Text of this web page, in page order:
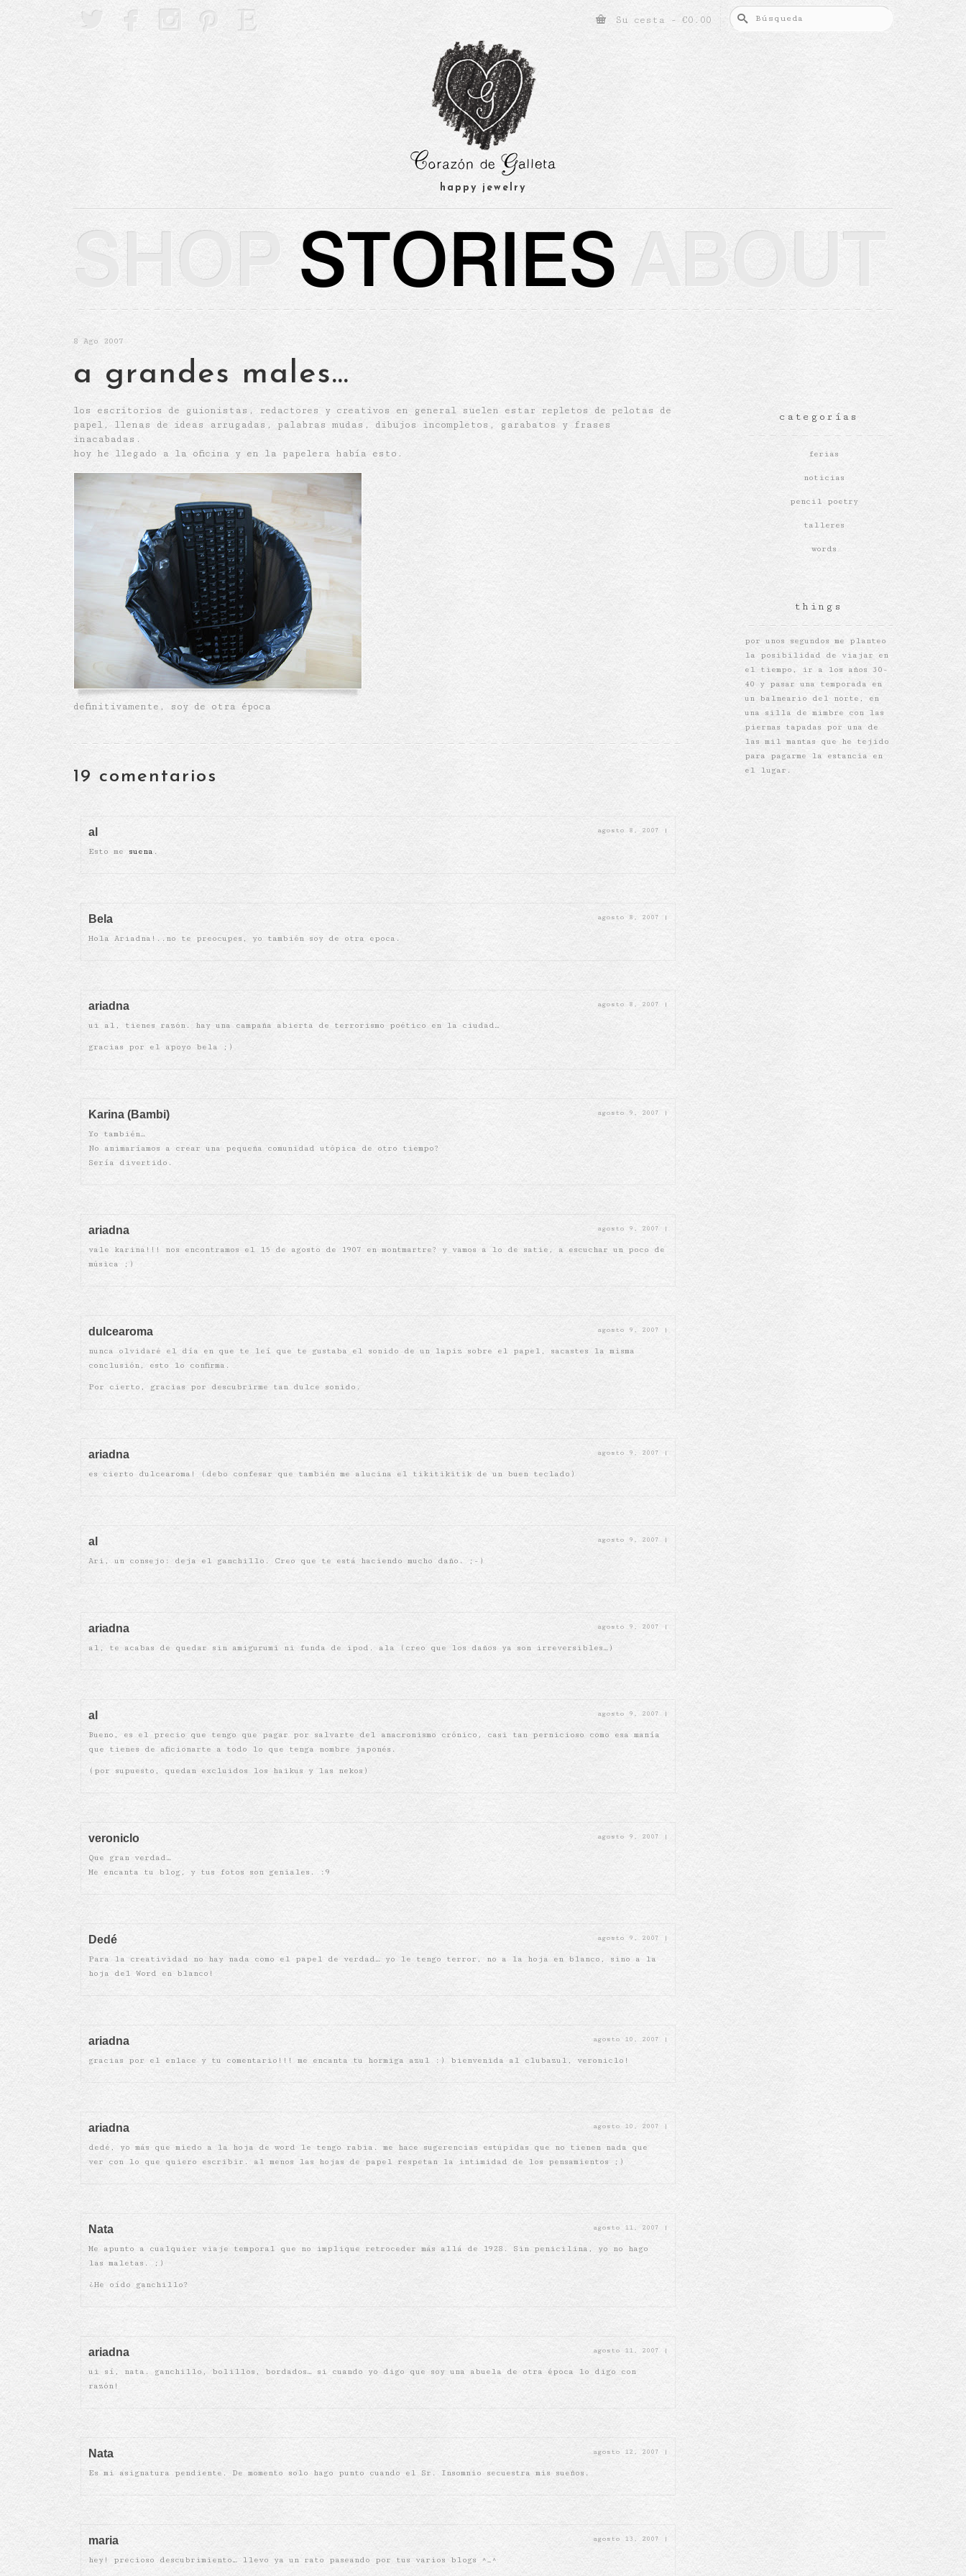
Buscar
por:
Su cesta - €0.00
    
happy jewelry
SHOP STORIESABOUT
8 Ago 2007
a grandes males…
los escritorios de guionistas, redactores y creativos en general suelen estar repletos de pelotas de
papel, llenas de ideas arrugadas, palabras mudas, dibujos incompletos, garabatos y frases
inacabadas.
hoy he llegado a la oficina y en la papelera había esto.
definitivamente, soy de otra época
19 comentarios
al agosto 8, 2007 |
Esto me suena .
Bela agosto 8, 2007 |
Hola Ariadna!..no te preocupes, yo también soy de otra epoca.
ariadna agosto 8, 2007 |
ui al, tienes razón. hay una campaña abierta de terrorismo poético en la ciudad…
gracias por el apoyo bela ;)
Karina (Bambi) agosto 9, 2007 |
Yo también…
No animaríamos a crear una pequeña comunidad utópica de otro tiempo?
Sería divertido.
ariadna agosto 9, 2007 |
vale karina!!! nos encontramos el 15 de agosto de 1907 en montmartre? y vamos a lo de satie, a escuchar un poco de
música ;)
dulcearoma agosto 9, 2007 |
nunca olvidaré el día en que te leí que te gustaba el sonido de un lapiz sobre el papel, sacastes la misma
conclusión, esto lo confirma.
Por cierto, gracias por descubrirme tan dulce sonido.
ariadna agosto 9, 2007 |
es cierto dulcearoma! (debo confesar que también me alucina el tikitikitik de un buen teclado)
al agosto 9, 2007 |
Ari, un consejo: deja el ganchillo. Creo que te está haciendo mucho daño. ;-)
ariadna agosto 9, 2007 |
al, te acabas de quedar sin amigurumi ni funda de ipod. ala (creo que los daños ya son irreversibles…)
al agosto 9, 2007 |
Bueno, es el precio que tengo que pagar por salvarte del anacronismo crónico, casi tan pernicioso como esa manía
que tienes de aficionarte a todo lo que tenga nombre japonés.
(por supuesto, quedan excluidos los haikus y las nekos)
veroniclo agosto 9, 2007 |
Que gran verdad…
Me encanta tu blog, y tus fotos son geniales. :9
Dedé agosto 9, 2007 |
Para la creatividad no hay nada como el papel de verdad… yo le tengo terror, no a la hoja en blanco, sino a la
hoja del Word en blanco!
ariadna agosto 10, 2007 |
gracias por el enlace y tu comentario!!! me encanta tu hormiga azul :) bienvenida al clubazul, veroniclo!
ariadna agosto 10, 2007 |
dedé, yo más que miedo a la hoja de word le tengo rabia. me hace sugerencias estúpidas que no tienen nada que
ver con lo que quiero escribir. al menos las hojas de papel respetan la intimidad de los pensamientos ;)
Nata agosto 11, 2007 |
Me apunto a cualquier viaje temporal que no implique retroceder más allá de 1928. Sin penicilina, yo no hago
las maletas. ;)
¿He oído ganchillo?
ariadna agosto 11, 2007 |
ui sí, nata. ganchillo, bolillos, bordados… si cuando yo digo que soy una abuela de otra época lo digo con
razón!
Nata agosto 12, 2007 |
Es mi asignatura pendiente. De momento solo hago punto cuando el Sr. Insomnio secuestra mis sueños.
maria agosto 13, 2007 |
hey! precioso descubrimiento… llevo ya un rato paseando por tus varios blogs ^_^
categorías
ferias
noticias
pencil poetry
talleres
words
things
por unos segundos me planteo
la posibilidad de viajar en
el tiempo, ir a los años 30-
40 y pasar una temporada en
un balneario del norte, en
una silla de mimbre con las
piernas tapadas por una de
las mil mantas que he tejido
para pagarme la estancia en
el lugar.